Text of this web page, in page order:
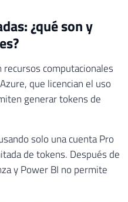
¿qué son y
recursos computacionales
que licencian el uso
generar tokens de
solo una cuenta Pro
de tokens. Después de
y Power BI no permite